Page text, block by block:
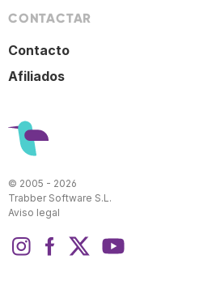
CONTACTAR
Contacto
Afiliados
© 2005 - 2026
Trabber Software S.L.
Aviso legal